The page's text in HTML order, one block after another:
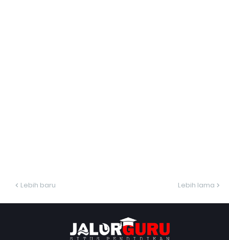
Lebih baru Lebih lama